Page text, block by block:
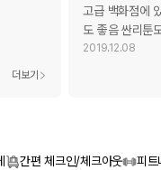
맞는 차종별 가격을 비교합
합니다.
니다.
더보기
고급 백화점에
도 좋음 싼리툰
2019.12.08
간편 체크인/체크아웃
피트